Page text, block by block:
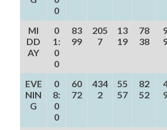
0
MI
DD
AY
0
1:
0
0
83
99
205
7
13
19
78
38
EVE
NIN
G
0
8:
0
0
60
72
434
2
55
57
82
52